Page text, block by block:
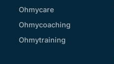
Ohmycare
Ohmycoaching
Ohmytraining